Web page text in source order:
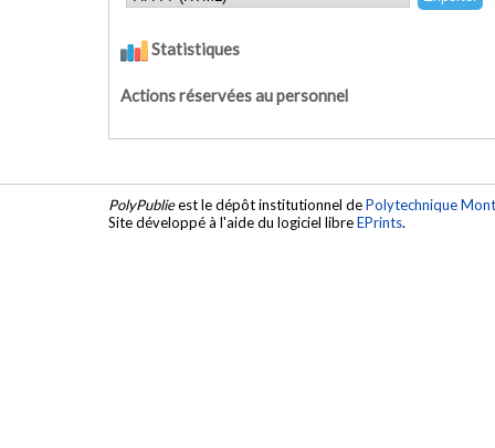
Statistiques
Actions réservées au personnel
PolyPublieest le dépôt institutionnel dePolytechnique
Site développé à l'aide du logiciel libreEPrints.